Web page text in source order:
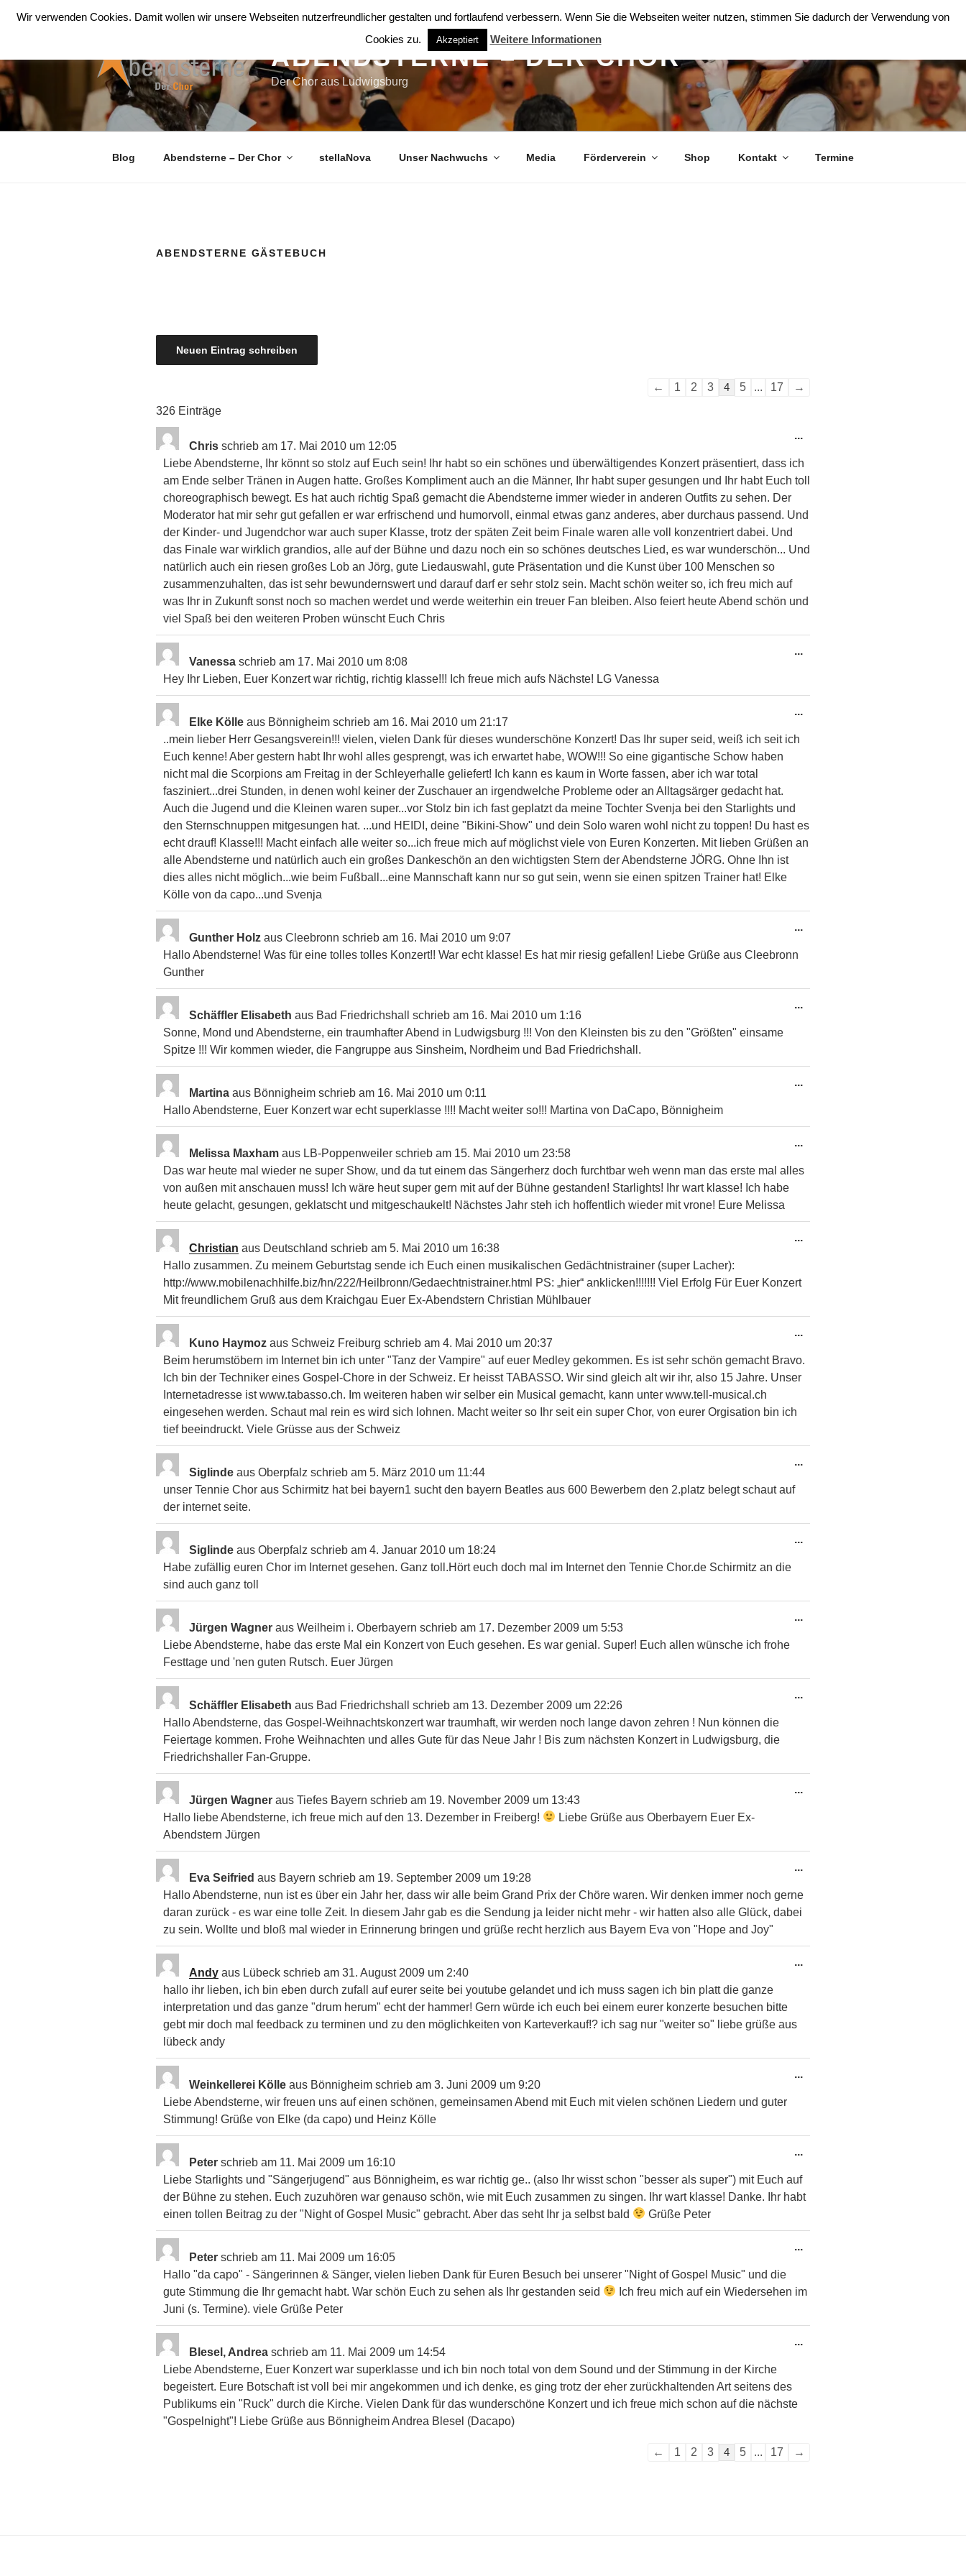
Inhalt
ABENDSTERNE – DER CHOR
Der Chor aus Ludwigsburg
Blog Abendsterne – Der Chor stellaNova Unser Nachwuchs Media Förderverein Shop Kontakt Termine
ABENDSTERNE GÄSTEBUCH
Navigation
← 1 2 3 4 5 ... 17
→
326 Einträge
Chris schrieb am 17. Mai 2010 um 12:05
Liebe Abendsterne, Ihr könnt so stolz auf Euch sein! Ihr habt so ein schönes und überwältigendes Konzert präsentiert, dass ich
am Ende selber Tränen in Augen hatte. Großes Kompliment auch an die Männer, Ihr habt super gesungen und Ihr habt Euch toll
choreographisch bewegt. Es hat auch richtig Spaß gemacht die Abendsterne immer wieder in anderen Outfits zu sehen. Der
Moderator hat mir sehr gut gefallen er war erfrischend und humorvoll, einmal etwas ganz anderes, aber durchaus passend. Und
der Kinder- und Jugendchor war auch super Klasse, trotz der späten Zeit beim Finale waren alle voll konzentriert dabei. Und
das Finale war wirklich grandios, alle auf der Bühne und dazu noch ein so schönes deutsches Lied, es war wunderschön... Und
natürlich auch ein riesen großes Lob an Jörg, gute Liedauswahl, gute Präsentation und die Kunst über 100 Menschen so
zusammenzuhalten, das ist sehr bewundernswert und darauf darf er sehr stolz sein. Macht schön weiter so, ich freu mich auf
was Ihr in Zukunft sonst noch so machen werdet und werde weiterhin ein treuer Fan bleiben. Also feiert heute Abend schön und
viel Spaß bei den weiteren Proben wünscht Euch Chris
...
ein-/ausblenden.
Vanessa schrieb am 17. Mai 2010 um 8:08
Hey Ihr Lieben, Euer Konzert war richtig, richtig klasse!!! Ich freue mich aufs Nächste! LG Vanessa
...
Elke Kölle aus Bönnigheim schrieb am 16. Mai 2010 um 21:17
..mein lieber Herr Gesangsverein!!! vielen, vielen Dank für dieses wunderschöne Konzert! Das Ihr super seid, weiß ich seit ich
Euch kenne! Aber gestern habt Ihr wohl alles gesprengt, was ich erwartet habe, WOW!!! So eine gigantische Schow haben
nicht mal die Scorpions am Freitag in der Schleyerhalle geliefert! Ich kann es kaum in Worte fassen, aber ich war total
fasziniert...drei Stunden, in denen wohl keiner der Zuschauer an irgendwelche Probleme oder an Alltagsärger gedacht hat.
Auch die Jugend und die Kleinen waren super...vor Stolz bin ich fast geplatzt da meine Tochter Svenja bei den Starlights und
den Sternschnuppen mitgesungen hat. ...und HEIDI, deine "Bikini-Show" und dein Solo waren wohl nicht zu toppen! Du hast es
echt drauf! Klasse!!! Macht einfach alle weiter so...ich freue mich auf möglichst viele von Euren Konzerten. Mit lieben Grüßen an
alle Abendsterne und natürlich auch ein großes Dankeschön an den wichtigsten Stern der Abendsterne JÖRG. Ohne Ihn ist
dies alles nicht möglich...wie beim Fußball...eine Mannschaft kann nur so gut sein, wenn sie einen spitzen Trainer hat! Elke
Kölle von da capo...und Svenja
...
Gunther Holz aus Cleebronn schrieb am 16. Mai 2010 um 9:07
Hallo Abendsterne! Was für eine tolles tolles Konzert!! War echt klasse! Es hat mir riesig gefallen! Liebe Grüße aus Cleebronn
Gunther
...
Schäffler Elisabeth aus Bad Friedrichshall schrieb am 16. Mai 2010 um 1:16
Sonne, Mond und Abendsterne, ein traumhafter Abend in Ludwigsburg !!! Von den Kleinsten bis zu den "Größten" einsame
Spitze !!! Wir kommen wieder, die Fangruppe aus Sinsheim, Nordheim und Bad Friedrichshall.
...
Martina aus Bönnigheim schrieb am 16. Mai 2010 um 0:11
Hallo Abendsterne, Euer Konzert war echt superklasse !!!! Macht weiter so!!! Martina von DaCapo, Bönnigheim
...
Melissa Maxham aus LB-Poppenweiler schrieb am 15. Mai 2010 um 23:58
Das war heute mal wieder ne super Show, und da tut einem das Sängerherz doch furchtbar weh wenn man das erste mal alles
von außen mit anschauen muss! Ich wäre heut super gern mit auf der Bühne gestanden! Starlights! Ihr wart klasse! Ich habe
heute gelacht, gesungen, geklatscht und mitgeschaukelt! Nächstes Jahr steh ich hoffentlich wieder mit vrone! Eure Melissa
...
ein-/ausblenden.
Christian aus Deutschland schrieb am 5. Mai 2010 um 16:38
Hallo zusammen. Zu meinem Geburtstag sende ich Euch einen musikalischen Gedächtnistrainer (super Lacher):
http://www.mobilenachhilfe.biz/hn/222/Heilbronn/Gedaechtnistrainer.html PS: „hier“ anklicken!!!!!!! Viel Erfolg Für Euer Konzert
Mit freundlichem Gruß aus dem Kraichgau Euer Ex-Abendstern Christian Mühlbauer
...
Kuno Haymoz aus Schweiz Freiburg schrieb am 4. Mai 2010 um 20:37
Beim herumstöbern im Internet bin ich unter "Tanz der Vampire" auf euer Medley gekommen. Es ist sehr schön gemacht Bravo.
Ich bin der Techniker eines Gospel-Chore in der Schweiz. Er heisst TABASSO. Wir sind gleich alt wir ihr, also 15 Jahre. Unser
Internetadresse ist www.tabasso.ch. Im weiteren haben wir selber ein Musical gemacht, kann unter www.tell-musical.ch
eingesehen werden. Schaut mal rein es wird sich lohnen. Macht weiter so Ihr seit ein super Chor, von eurer Orgisation bin ich
tief beeindruckt. Viele Grüsse aus der Schweiz
...
ein-/ausblenden.
Siglinde aus Oberpfalz schrieb am 5. März 2010 um 11:44
unser Tennie Chor aus Schirmitz hat bei bayern1 sucht den bayern Beatles aus 600 Bewerbern den 2.platz belegt schaut auf
der internet seite.
...
Siglinde aus Oberpfalz schrieb am 4. Januar 2010 um 18:24
Habe zufällig euren Chor im Internet gesehen. Ganz toll.Hört euch doch mal im Internet den Tennie Chor.de Schirmitz an die
sind auch ganz toll
...
Jürgen Wagner aus Weilheim i. Oberbayern schrieb am 17. Dezember 2009 um 5:53
Liebe Abendsterne, habe das erste Mal ein Konzert von Euch gesehen. Es war genial. Super! Euch allen wünsche ich frohe
Festtage und 'nen guten Rutsch. Euer Jürgen
...
Schäffler Elisabeth aus Bad Friedrichshall schrieb am 13. Dezember 2009 um 22:26
Hallo Abendsterne, das Gospel-Weihnachtskonzert war traumhaft, wir werden noch lange davon zehren ! Nun können die
Feiertage kommen. Frohe Weihnachten und alles Gute für das Neue Jahr ! Bis zum nächsten Konzert in Ludwigsburg, die
Friedrichshaller Fan-Gruppe.
...
Jürgen Wagner aus Tiefes Bayern schrieb am 19. November 2009 um 13:43
Hallo liebe Abendsterne, ich freue mich auf den 13. Dezember in Freiberg!
Liebe Grüße aus Oberbayern Euer Ex-
Abendstern Jürgen
...
Eva Seifried aus Bayern schrieb am 19. September 2009 um 19:28
Hallo Abendsterne, nun ist es über ein Jahr her, dass wir alle beim Grand Prix der Chöre waren. Wir denken immer noch gerne
daran zurück - es war eine tolle Zeit. In diesem Jahr gab es die Sendung ja leider nicht mehr - wir hatten also alle Glück, dabei
zu sein. Wollte und bloß mal wieder in Erinnerung bringen und grüße recht herzlich aus Bayern Eva von "Hope and Joy"
...
ein-/ausblenden.
Andy aus Lübeck schrieb am 31. August 2009 um 2:40
hallo ihr lieben, ich bin eben durch zufall auf eurer seite bei youtube gelandet und ich muss sagen ich bin platt die ganze
interpretation und das ganze "drum herum" echt der hammer! Gern würde ich euch bei einem eurer konzerte besuchen bitte
gebt mir doch mal feedback zu terminen und zu den möglichkeiten von Karteverkauf!? ich sag nur "weiter so" liebe grüße aus
lübeck andy
...
Weinkellerei Kölle aus Bönnigheim schrieb am 3. Juni 2009 um 9:20
Liebe Abendsterne, wir freuen uns auf einen schönen, gemeinsamen Abend mit Euch mit vielen schönen Liedern und guter
Stimmung! Grüße von Elke (da capo) und Heinz Kölle
...
Peter schrieb am 11. Mai 2009 um 16:10
Liebe Starlights und "Sängerjugend" aus Bönnigheim, es war richtig ge.. (also Ihr wisst schon "besser als super") mit Euch auf
der Bühne zu stehen. Euch zuzuhören war genauso schön, wie mit Euch zusammen zu singen. Ihr wart klasse! Danke. Ihr habt
einen tollen Beitrag zu der "Night of Gospel Music" gebracht. Aber das seht Ihr ja selbst bald
Grüße Peter
...
Peter schrieb am 11. Mai 2009 um 16:05
Hallo "da capo" - Sängerinnen & Sänger, vielen lieben Dank für Euren Besuch bei unserer "Night of Gospel Music" und die
gute Stimmung die Ihr gemacht habt. War schön Euch zu sehen als Ihr gestanden seid
Ich freu mich auf ein Wiedersehen im
Juni (s. Termine). viele Grüße Peter
...
Blesel, Andrea schrieb am 11. Mai 2009 um 14:54
Liebe Abendsterne, Euer Konzert war superklasse und ich bin noch total von dem Sound und der Stimmung in der Kirche
begeistert. Eure Botschaft ist voll bei mir angekommen und ich denke, es ging trotz der eher zurückhaltenden Art seitens des
Publikums ein "Ruck" durch die Kirche. Vielen Dank für das wunderschöne Konzert und ich freue mich schon auf die nächste
"Gospelnight"! Liebe Grüße aus Bönnigheim Andrea Blesel (Dacapo)
...
Navigation
← 1 2 3 4 5 ... 17 →
Wir verwenden Cookies. Damit wollen wir unsere Webseiten nutzerfreundlicher gestalten und fortlaufend verbessern. Wenn Sie die Webseiten weiter nutzen, stimmen Sie dadurch der Verwendung von
Cookies zu.
Akzeptiert Weitere Informationen